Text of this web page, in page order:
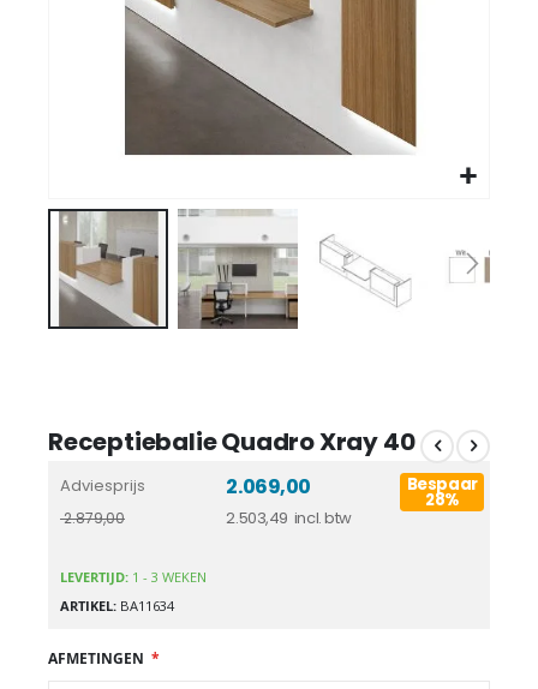
Receptiebalie Quadro Xray 40
Adviesprijs
2.879,00 2.503,49
2.069,00 Bespaar
28%
LEVERTIJD: 1 - 3 WEKEN
ARTIKEL BA11634
AFMETINGEN